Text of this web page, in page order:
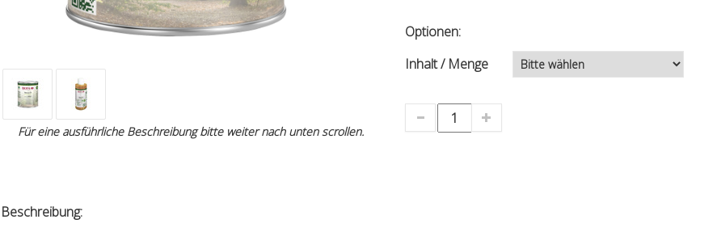
Für eine ausführliche Beschreibung bitte weiter nach unten scrollen.
Optionen:
Inhalt / Menge
Beschreibung: